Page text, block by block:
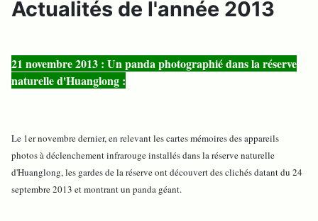
Actualités de l'année 2013
21 novembre 2013 : Un panda photographié dans la réserve
naturelle d'Huanglong :
Le 1er novembre dernier, en relevant les cartes mémoires des appareils
photos à déclenchement infrarouge installés dans la réserve naturelle
d'Huanglong, les gardes de la réserve ont découvert des clichés datant du 24
septembre 2013 et montrant un panda géant.